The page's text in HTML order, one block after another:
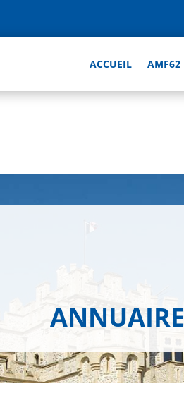
ACCUEIL AMF62
ANNUAIRE